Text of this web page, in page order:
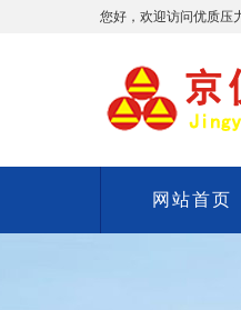
您好，欢迎访问优质压
网站首页